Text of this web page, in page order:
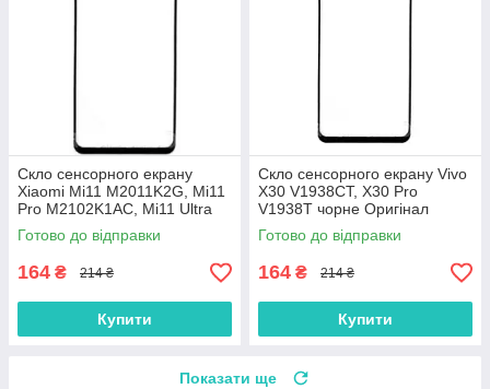
Скло сенсорного екрану
Xiaomi Mi11 M2011K2G, Mi11
Pro M2102K1AC, Mi11 Ultra
M2102K1G чорне Оригінал
Готово до відправки
164 ₴ 214 ₴
Купити
Скло сенсорного екрану Vivo
X30 V1938CT, X30 Pro
V1938T чорне Оригінал
Готово до відправки
164 ₴ 214 ₴
Купити
Показати ще